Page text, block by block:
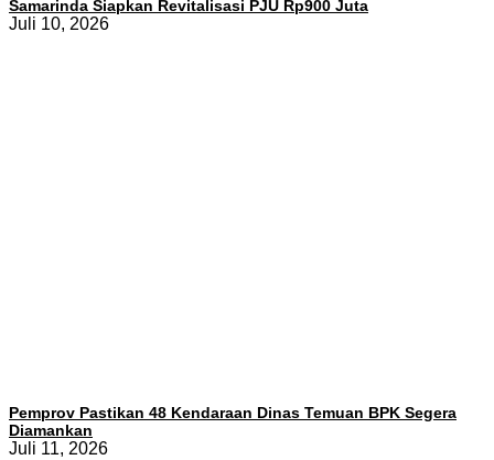
Samarinda Siapkan Revitalisasi PJU Rp900 Juta
Juli 10, 2026
Pemprov Pastikan 48 Kendaraan Dinas Temuan BPK Segera
Diamankan
Juli 11, 2026